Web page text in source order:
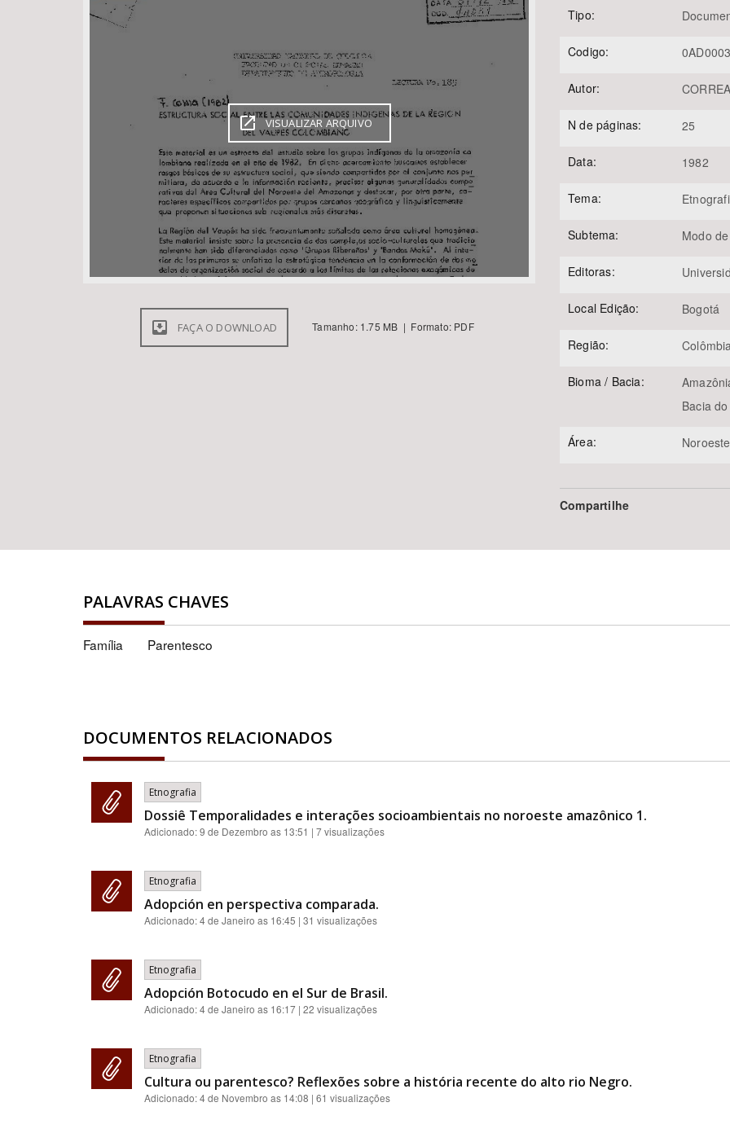
Área de Levantamento
VISUALIZAR ARQUIVO
FAÇA O DOWNLOAD Tamanho: 1.75 MB | Formato: PDF
Tipo:
Codigo:
Autor:
N de páginas: 25
Data: 1982
Tema:
Subtema: Modo
Editoras:
Local Edição: Bogotá
Região:
Bioma / Bacia:
Bacia
Área:
Compartilhe
PALAVRAS CHAVES
Família Parentesco
DOCUMENTOS RELACIONADOS
Etnografia
Dossiê Temporalidades e interações socioambientais no noroeste amazônico 1.
Adicionado:9 de Dezembro as 13:51 | 7 visualizações
Etnografia
Adopción en perspectiva comparada.
Adicionado:4 de Janeiro as 16:45 | 31 visualizações
Etnografia
Adopción Botocudo en el Sur de Brasil.
Adicionado:4 de Janeiro as 16:17 | 22 visualizações
Etnografia
Cultura ou parentesco? Reflexões sobre a história recente do alto rio Negro.
Adicionado:4 de Novembro as 14:08 | 61 visualizações